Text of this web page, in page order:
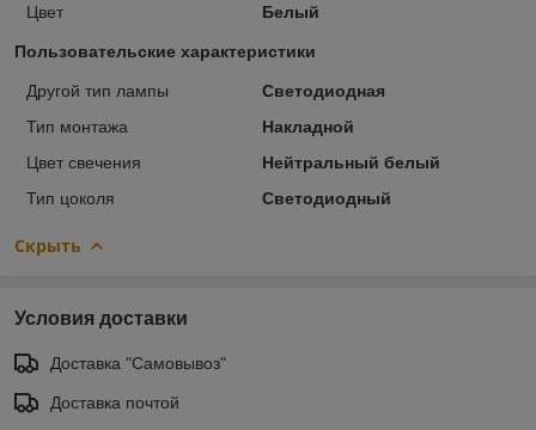
Цвет
Белый
Пользовательские характеристики
Другой тип лампы
Светодиодная
Тип монтажа
Накладной
Цвет свечения
Нейтральный белый
Тип цоколя
Светодиодный
Скрыть
Условия доставки
Доставка "Самовывоз"
Доставка почтой